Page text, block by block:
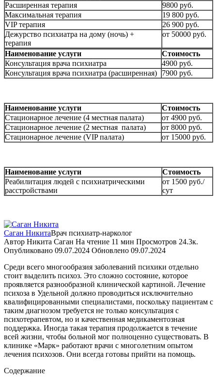
Расширенная терапия
9800 руб.
Максимальная терапия
19 800 руб.
VIP терапия
26 900 руб.
Дежурство психиатра на дому (ночь) +
терапия
от 50000 руб.
Наименование услуги
Стоимость
Консультация врача психиатра
4900 руб.
Консультация врача психиатра (расширенная)
7900 руб.
Наименование услуги
Стоимость
Стационарное лечение (4 местная палата)
от 4900 руб.
Стационарное лечение (2 местная палата)
от 8000 руб.
Стационарное лечение (VIP палата)
от 15000 руб.
Наименование услуги
Стоимость
Реабилитация людей с психиатрическими
расстройствами
от 1500 руб./
сут
Саган НикитаВрач психиатр-нарколог
Автор Никита Саган На чтение 11 мин Просмотров 24.3к.
Опубликовано 09.07.2024 Обновлено 09.07.2024
Среди всего многообразия заболеваний психики отдельно
стоит выделить психоз. Это сложно состояние, которое
проявляется разнообразной клинической картиной. Лечение
психоза в Удельной должно проводиться исключительно
квалифицированными специалистами, поскольку пациентам с
таким диагнозом требуется не только консультация с
психотерапевтом, но и качественная медикаментозная
поддержка. Иногда такая терапия продолжается в течение
всей жизни, чтобы больной мог полноценно существовать. В
клинике «Марк» работают врачи с многолетним опытом
лечения психозов. Они всегда готовы прийти на помощь.
Содержание